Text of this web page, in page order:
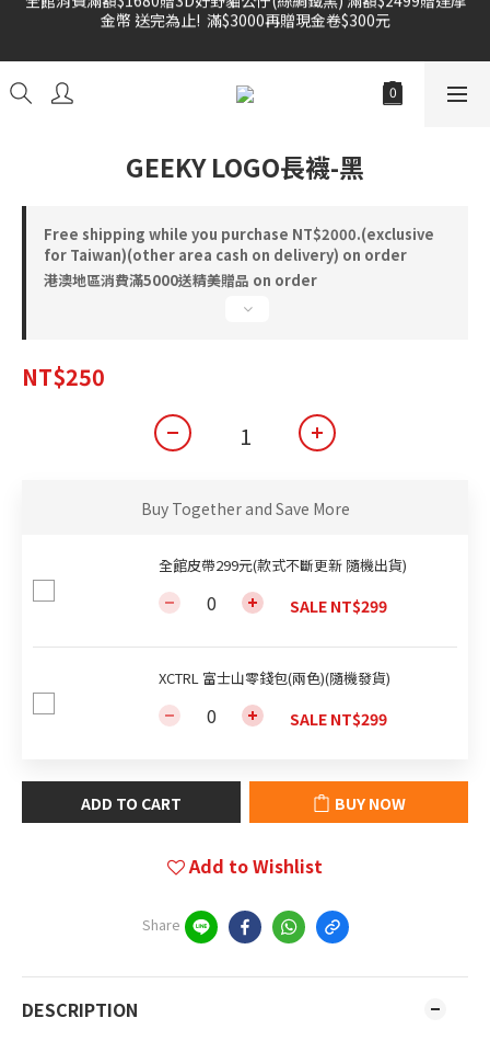
雙倍奉還 歡慶父親節全館褲類任選兩件88折!!!
金幣 送完為止!  滿$3000再贈現金卷$300元
雙倍奉還 歡慶父親節全館褲類任選兩件88折!!!
GEEKY LOGO長襪-黑
Free shipping while you purchase NT$2000.(exclusive
for Taiwan)(other area cash on delivery) on order
港澳地區消費滿5000送精美贈品 on order
NT$250
Buy Together and Save More
全館皮帶299元(款式不斷更新 隨機出貨)
SALE NT$299
XCTRL 富士山零錢包(兩色)(隨機發貨)
SALE NT$299
ADD TO CART BUY NOW
Add to Wishlist
Share
DESCRIPTION